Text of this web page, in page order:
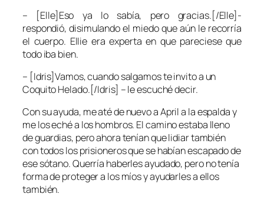
– [Elle]Eso ya lo sabía, pero gracias.[/Elle]-
respondió, disimulando el miedo que aún le recorría
el cuerpo. Ellie era experta en que pareciese que
todo iba bien.
– [Idris]Vamos, cuando salgamos te invito a un
Coquito Helado.[/Idris] – le escuché decir.
Con su ayuda, me até de nuevo a April a la espalda y
me los eché a los hombros. El camino estaba lleno
de guardias, pero ahora tenían que lidiar también
con todos los prisioneros que se habían escapado de
ese sótano. Querría haberles ayudado, pero no tenía
forma de proteger a los míos y ayudarles a ellos
también.